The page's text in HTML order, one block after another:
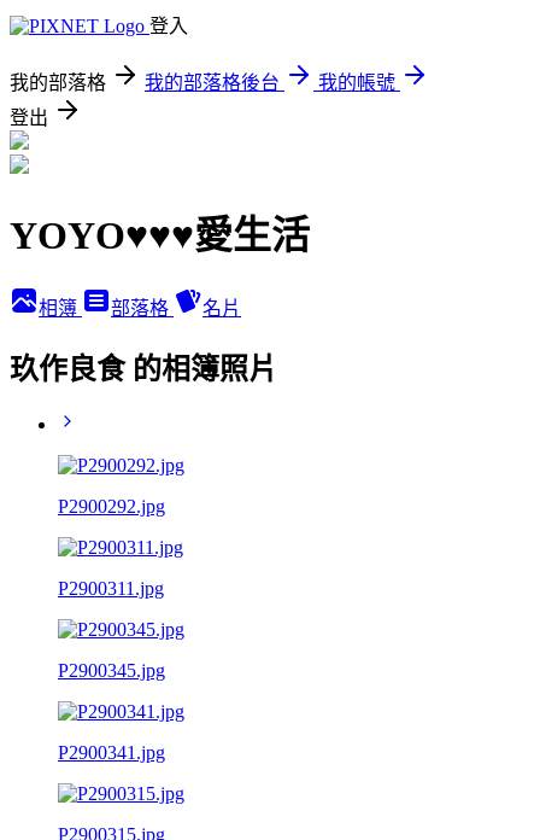
登入
我的部落格 我的部落格後台
我的帳號
登出
YOYO♥♥♥愛生活
相簿 部落格 名片
玖作良食 的相簿照片
P2900292.jpg
P2900311.jpg
P2900345.jpg
P2900341.jpg
P2900315.jpg